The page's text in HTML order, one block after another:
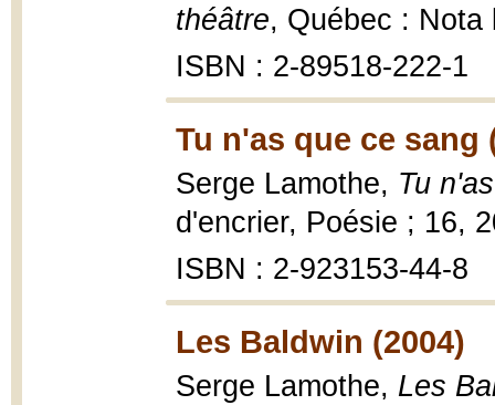
théâtre, Québec : Nota
ISBN : 2-89518-222-1
Tu n'as que ce sang
Serge Lamothe, Tu
d'encrier, Poésie ; 16,
ISBN : 2-923153-44-8
Les Baldwin (2004)
Serge Lamothe, Les